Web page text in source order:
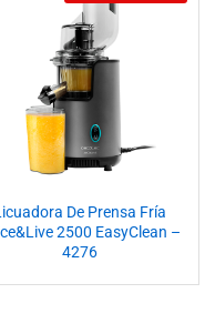
De Prensa Fría
2500 EasyClean –
4276